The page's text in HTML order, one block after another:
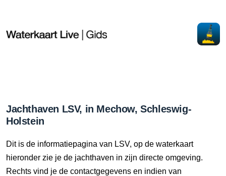
Jachthaven LSV, in Mechow, Schleswig-
Holstein
Dit is de informatiepagina van LSV, op de waterkaart
hieronder zie je de jachthaven in zijn directe omgeving.
Rechts vind je de contactgegevens en indien van